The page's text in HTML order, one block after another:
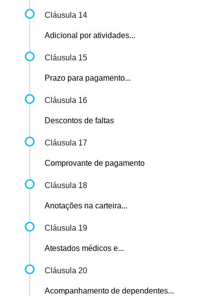
Cláusula 14
Adicional por atividades...
Cláusula 15
Prazo para pagamento...
Cláusula 16
Descontos de faltas
Cláusula 17
Comprovante de pagamento
Cláusula 18
Anotações na carteira...
Cláusula 19
Atestados médicos e...
Cláusula 20
Acompanhamento de dependentes...